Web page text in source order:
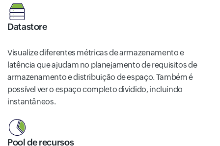
Datastore
Visualize diferentes métricas de armazenamento e
latência que ajudam no planejamento de requisitos de
armazenamento e distribuição de espaço. Também é
possível ver o espaço completo dividido, incluindo
instantâneos.
Pool de recursos